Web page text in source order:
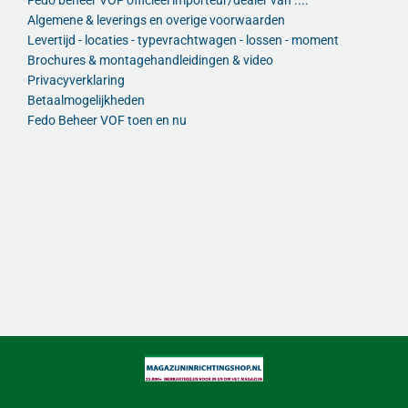
Algemene & leverings en overige voorwaarden
Levertijd - locaties - typevrachtwagen - lossen - moment
Brochures & montagehandleidingen & video
Privacyverklaring
Betaalmogelijkheden
Fedo Beheer VOF toen en nu